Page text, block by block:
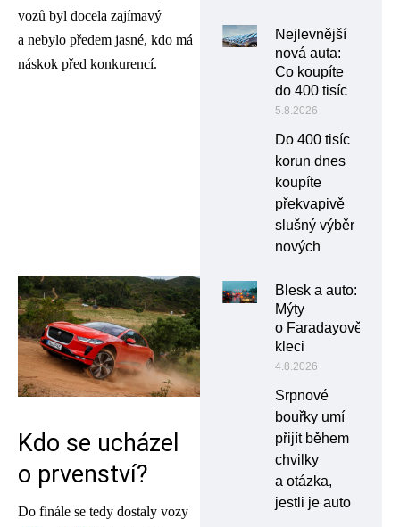
vozů byl docela zajímavý
a nebylo předem jasné, kdo má
náskok před konkurencí.
Kdo se ucházel
o prvenství?
Do finále se tedy dostaly vozy
Nejlevnější
nová auta:
Co koupíte
do 400 tisíc
5.8.2026
Do 400 tisíc
korun dnes
koupíte
překvapivě
slušný výběr
nových
Blesk a auto:
Mýty
o Faradayově
kleci
4.8.2026
Srpnové
bouřky umí
přijít během
chvilky
a otázka,
jestli je auto